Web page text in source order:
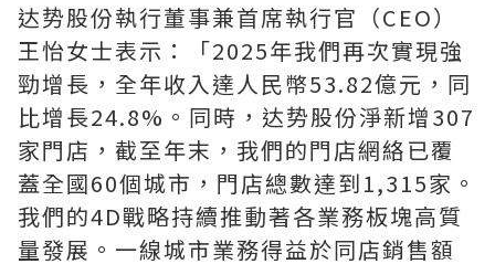
达势股份執行董事兼首席執行官（CEO）
王怡女士表示：「2025年我們再次實現強
勁增長，全年收入達人民幣53.82億元，同
比增長24.8%。同時， 达势股份淨新增307
家門店，截至年末，我們的門店網絡已覆
蓋全國60個城市，門店總數達到1,315家。
我們的4D戰略持續推動著各業務板塊高質
量發展。一線城市業務得益於同店銷售額